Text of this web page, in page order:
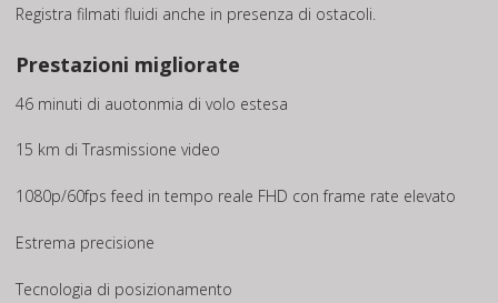
Registra filmati fluidi anche in presenza di ostacoli.
Prestazioni migliorate
46 minuti di auotonmia di volo estesa
15 km di Trasmissione video
1080p/60fps feed in tempo reale FHD con frame rate elevato
Estrema precisione
Tecnologia di posizionamento